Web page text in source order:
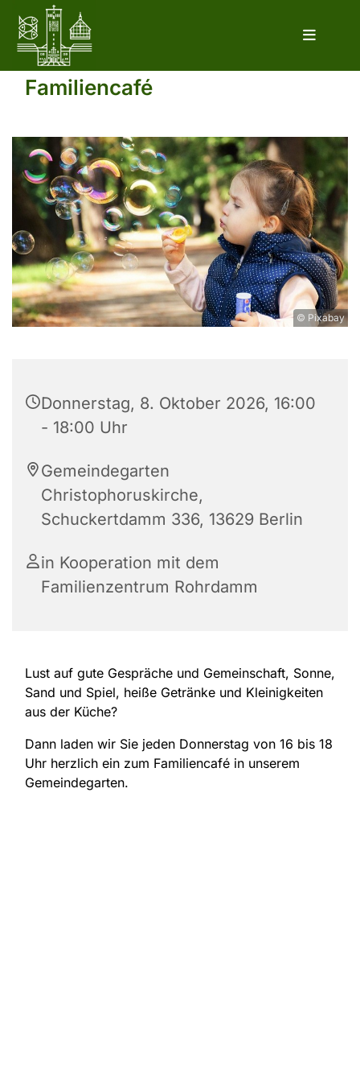
Familiencafé
© Pixabay
Donnerstag, 8. Oktober 2026, 16:00
- 18:00 Uhr
Gemeindegarten
Christophoruskirche,
Schuckertdamm 336, 13629 Berlin
in Kooperation mit dem
Familienzentrum Rohrdamm
Lust auf gute Gespräche und Gemeinschaft, Sonne,
Sand und Spiel, heiße Getränke und Kleinigkeiten
aus der Küche?
Dann laden wir Sie jeden Donnerstag von 16 bis 18
Uhr herzlich ein zum Familiencafé in unserem
Gemeindegarten.